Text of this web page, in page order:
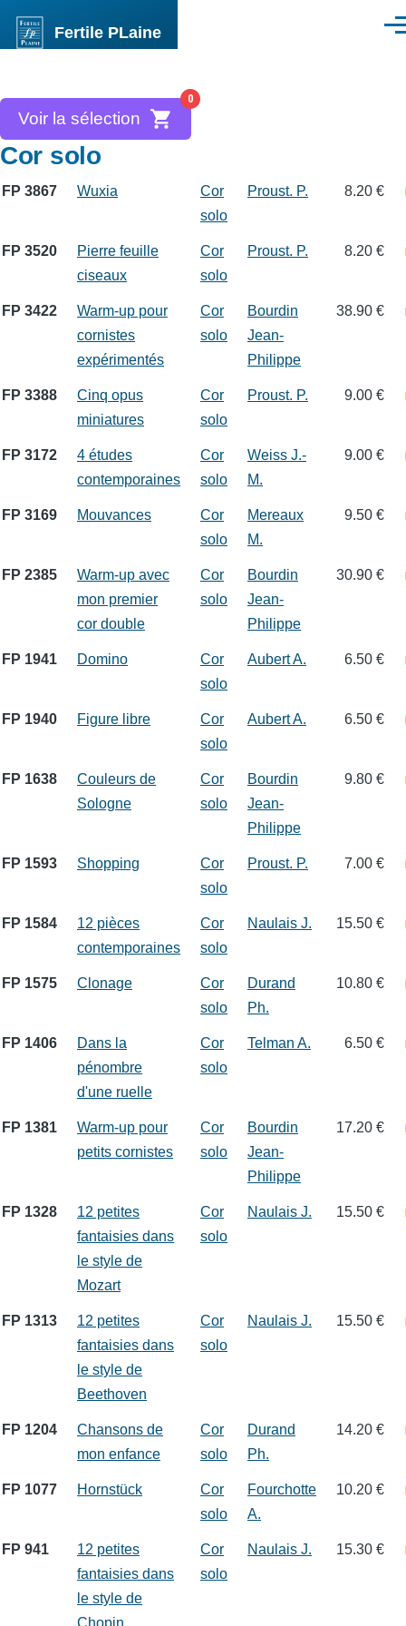
Fertile PLaine
0
Voir la sélection
Cor solo
FP 3867 Wuxia
Cor
solo
Proust. P. 8.20 €
FP 3520
Pierre feuille
ciseaux
Cor
solo
Proust. P. 8.20 €
FP 3422
Warm-up pour
cornistes
expérimentés
Cor
solo
Bourdin
Jean-
Philippe
38.90 €
FP 3388
Cinq opus
miniatures
Cor
solo
Proust. P. 9.00 €
FP 3172
4 études
contemporaines
Cor
solo
Weiss J.-
M.
9.00 €
FP 3169 Mouvances
Cor
solo
Mereaux
M.
9.50 €
FP 2385
Warm-up avec
mon premier
cor double
Cor
solo
Bourdin
Jean-
Philippe
30.90 €
FP 1941 Domino
Cor
solo
Aubert A. 6.50 €
FP 1940 Figure libre
Cor
solo
Aubert A. 6.50 €
FP 1638
Couleurs de
Sologne
Cor
solo
Bourdin
Jean-
Philippe
9.80 €
FP 1593 Shopping
Cor
solo
Proust. P. 7.00 €
FP 1584
12 pièces
contemporaines
Cor
solo
Naulais J. 15.50 €
FP 1575 Clonage
Cor
solo
Durand
Ph.
10.80 €
FP 1406
Dans la
pénombre
d'une ruelle
Cor
solo
Telman A. 6.50 €
FP 1381
Warm-up pour
petits cornistes
Cor
solo
Bourdin
Jean-
Philippe
17.20 €
FP 1328
12 petites
fantaisies dans
le style de
Mozart
Cor
solo
Naulais J. 15.50 €
FP 1313
12 petites
fantaisies dans
le style de
Beethoven
Cor
solo
Naulais J. 15.50 €
FP 1204
Chansons de
mon enfance
Cor
solo
Durand
Ph.
14.20 €
FP 1077 Hornstück
Cor
solo
Fourchotte
A.
10.20 €
FP 941
12 petites
fantaisies dans
le style de
Chopin
Cor
solo
Naulais J. 15.30 €